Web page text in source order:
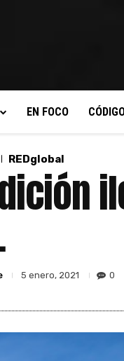
EN FOCO
REDglobal
5 enero, 2021 0